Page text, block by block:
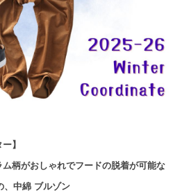
】
ム柄がおしゃれでフードの脱着が可能な
、中綿 ブルゾン